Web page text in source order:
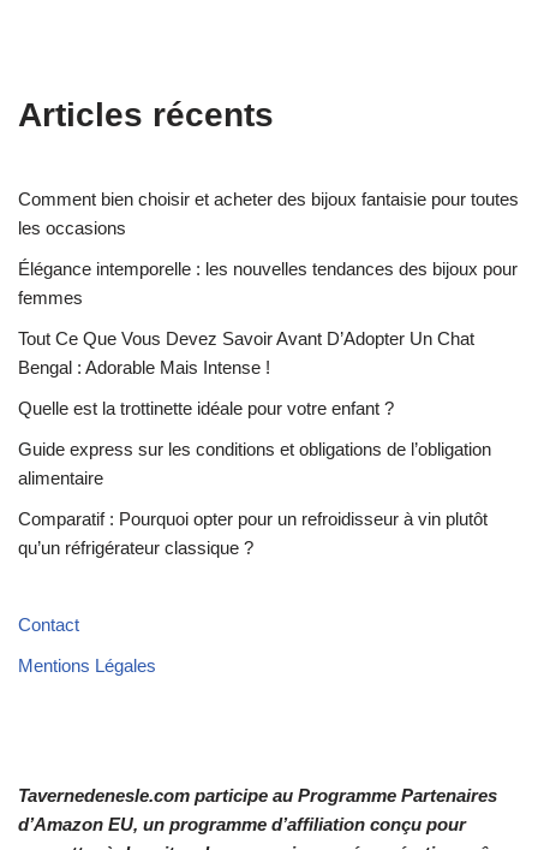
Articles récents
Comment bien choisir et acheter des bijoux fantaisie pour toutes
les occasions
Élégance intemporelle : les nouvelles tendances des bijoux pour
femmes
Tout Ce Que Vous Devez Savoir Avant D’Adopter Un Chat
Bengal : Adorable Mais Intense !
Quelle est la trottinette idéale pour votre enfant ?
Guide express sur les conditions et obligations de l’obligation
alimentaire
Comparatif : Pourquoi opter pour un refroidisseur à vin plutôt
qu’un réfrigérateur classique ?
Contact
Mentions Légales
Tavernedenesle.com participe au Programme Partenaires
d’Amazon EU, un programme d’affiliation conçu pour